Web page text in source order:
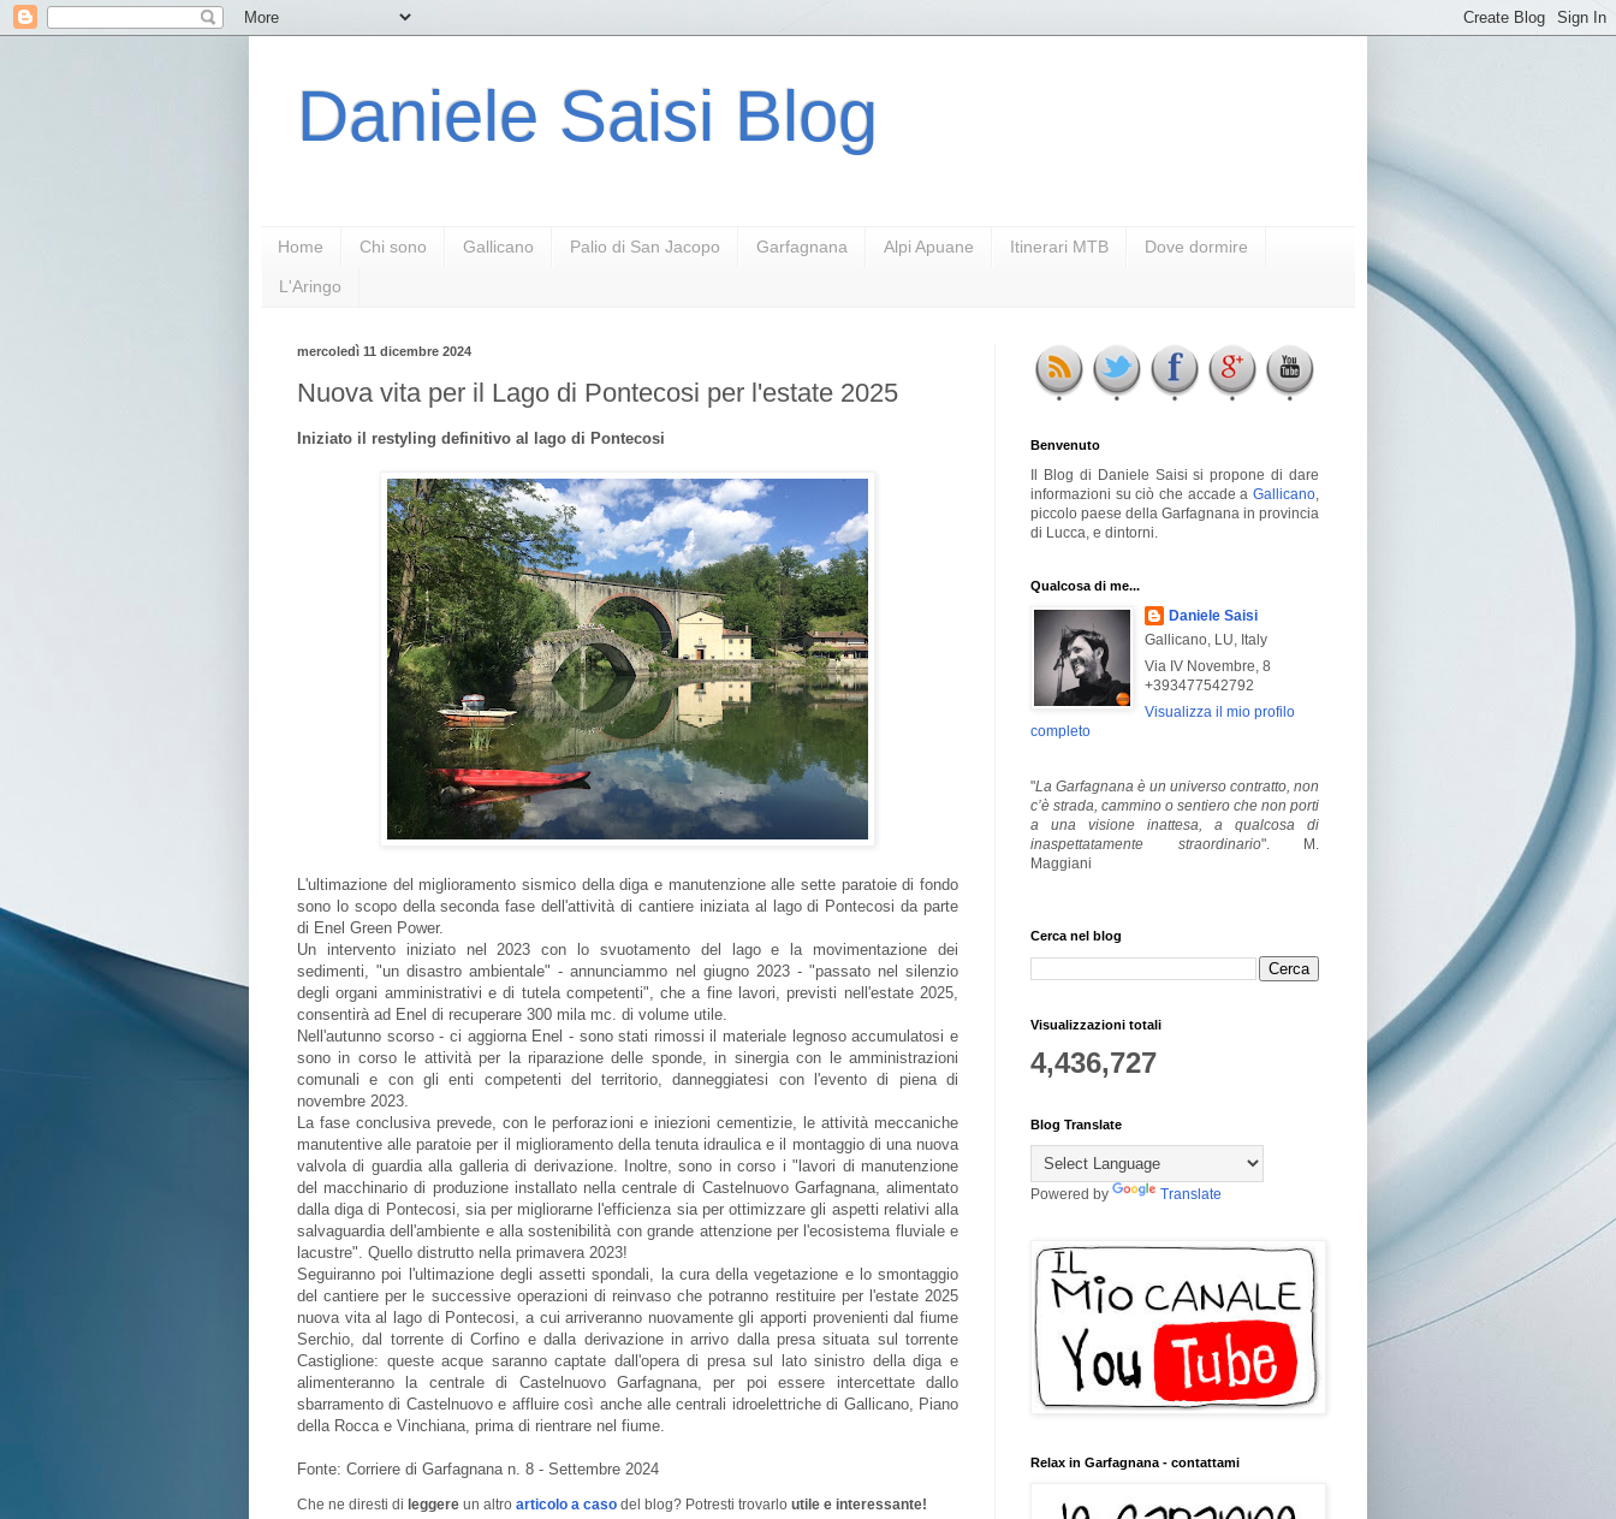
Daniele Saisi Blog
Home Chi sono Gallicano Palio di San Jacopo Garfagnana Alpi Apuane Itinerari MTB Dove dormire
L'Aringo
mercoledì 11 dicembre 2024
Nuova vita per il Lago di Pontecosi per l'estate 2025
Iniziato il restyling definitivo al lago di Pontecosi
L'ultimazione del miglioramento sismico della diga e manutenzione alle sette paratoie di fondo
sono lo scopo della seconda fase dell'attività di cantiere iniziata al lago di Pontecosi da parte
di Enel Green Power.
Un intervento iniziato nel 2023 con lo svuotamento del lago e la movimentazione dei
sedimenti, "un disastro ambientale" - annunciammo nel giugno 2023 - "passato nel silenzio
degli organi amministrativi e di tutela competenti", che a fine lavori, previsti nell'estate 2025,
consentirà ad Enel di recuperare 300 mila mc. di volume utile.
Nell'autunno scorso - ci aggiorna Enel - sono stati rimossi il materiale legnoso accumulatosi e
sono in corso le attività per la riparazione delle sponde, in sinergia con le amministrazioni
comunali e con gli enti competenti del territorio, danneggiatesi con l'evento di piena di
novembre 2023.
La fase conclusiva prevede, con le perforazioni e iniezioni cementizie, le attività meccaniche
manutentive alle paratoie per il miglioramento della tenuta idraulica e il montaggio di una nuova
valvola di guardia alla galleria di derivazione. Inoltre, sono in corso i "lavori di manutenzione
del macchinario di produzione installato nella centrale di Castelnuovo Garfagnana, alimentato
dalla diga di Pontecosi, sia per migliorarne l'efficienza sia per ottimizzare gli aspetti relativi alla
salvaguardia dell'ambiente e alla sostenibilità con grande attenzione per l'ecosistema fluviale e
lacustre". Quello distrutto nella primavera 2023!
Seguiranno poi l'ultimazione degli assetti spondali, la cura della vegetazione e lo smontaggio
del cantiere per le successive operazioni di reinvaso che potranno restituire per l'estate 2025
nuova vita al lago di Pontecosi, a cui arriveranno nuovamente gli apporti provenienti dal fiume
Serchio, dal torrente di Corfino e dalla derivazione in arrivo dalla presa situata sul torrente
Castiglione: queste acque saranno captate dall'opera di presa sul lato sinistro della diga e
alimenteranno la centrale di Castelnuovo Garfagnana, per poi essere intercettate dallo
sbarramento di Castelnuovo e affluire così anche alle centrali idroelettriche di Gallicano, Piano
della Rocca e Vinchiana, prima di rientrare nel fiume.
Fonte: Corriere di Garfagnana n. 8 - Settembre 2024
Che ne diresti di leggere un altro articolo a caso del blog? Potresti trovarlo utile e interessante!
Benvenuto
Il Blog di Daniele Saisi si propone di dare
informazioni su ciò che accade a Gallicano
piccolo paese della Garfagnana in provincia
di Lucca, e dintorni.
Qualcosa di me...
Daniele Saisi
Gallicano, LU, Italy
Via IV Novembre, 8
+393477542792
Visualizza il mio profilo
completo
"La Garfagnana è un universo contratto, non
c’è strada, cammino o sentiero che non porti
a una visione inattesa, a qualcosa di
inaspettatamente straordinario". M.
Maggiani
Cerca nel blog
Visualizzazioni totali
4,436,727
Blog Translate
Powered by Translate
Relax in Garfagnana - contattami